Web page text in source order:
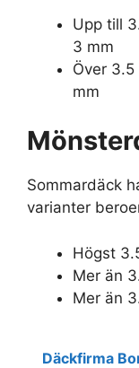
Upp till
3 mm
Över
mm
Sommardäck
varianter
Högst
Mer än
Mer än
Däckfirma